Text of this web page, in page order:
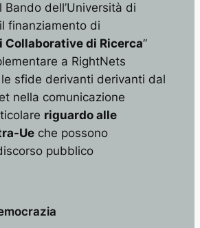
Bando dell’Università di
finanziamento di
Collaborative di Ricerca”
a RightNets
le sfide derivanti derivanti dal
nella comunicazione
riguardo alle
Ueche possono
pubblico